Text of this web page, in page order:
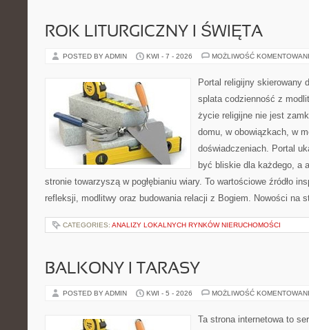
ROK LITURGICZNY I ŚWIĘTA
POSTED BY ADMIN KWI - 7 - 2026 MOŻLIWOŚĆ
Portal religijny skierowany
splata codzienność z
życie religijne nie jest
domu, w obowiązkach, w
doświadczeniach. Portal
być bliskie dla każdego, a
stronie towarzyszą w pogłębianiu wiary. To wartościowe źródło
refleksji, modlitwy oraz budowania relacji z Bogiem. Nowości na
CATEGORIES: ANALIZY LOKALNYCH RYNKÓW NIERUCHOMOŚCI
BALKONY I TARASY
POSTED BY ADMIN KWI - 5 - 2026 MOŻLIWOŚĆ
Ta strona internetowa to